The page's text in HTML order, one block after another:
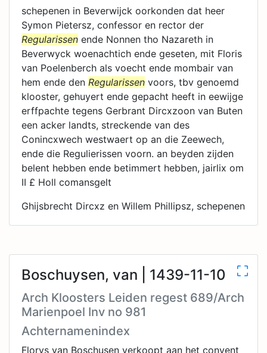
schepenen in Beverwijck oorkonden dat heer
Symon Pietersz, confessor en rector der
Regularissen ende Nonnen tho Nazareth in
Beverwyck woenachtich ende geseten, mit Floris
van Poelenberch als voecht ende mombair van
hem ende den Regularissen voors, tbv genoemd
klooster, gehuyert ende gepacht heeft in eewijge
erffpachte tegens Gerbrant Dircxzoon van Buten
een acker landts, streckende van des
Conincxwech westwaert op an die Zeewech,
ende die Regulierissen voorn. an beyden zijden
belent hebben ende betimmert hebben, jairlix om
II £ Holl comansgelt
Ghijsbrecht Dircxz en Willem Phillipsz, schepenen
Boschuysen, van | 1439-11-10
Arch Kloosters Leiden regest 689/Arch
Marienpoel Inv no 981
Achternamenindex
Florys van Boschusen verkoopt aan het convent